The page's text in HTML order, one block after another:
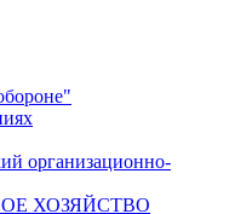
организационно-
ХОЗЯЙСТВО